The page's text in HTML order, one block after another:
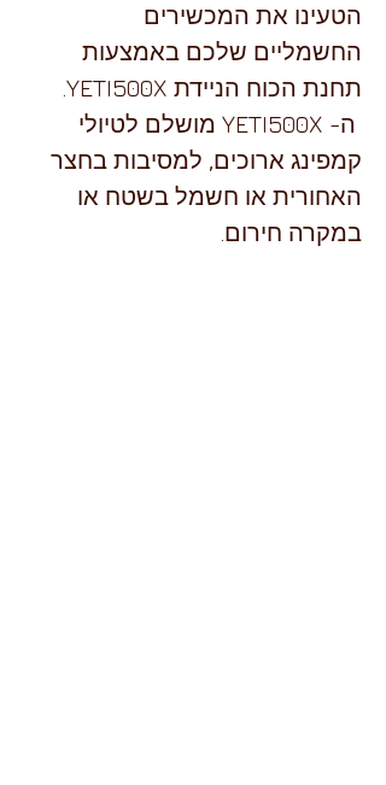
הטעינו את המכשירים
החשמליים שלכם באמצעות
תחנת הכוח הניידת YETI500X.
ה- YETI500X מושלם לטיולי
קמפינג ארוכים, למסיבות בחצר
האחורית או חשמל בשטח או
במקרה חירום.